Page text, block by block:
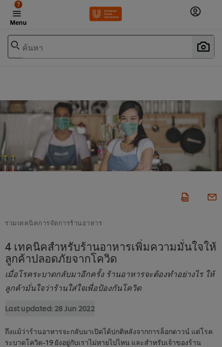
Menu
?
ค้นหา
รวมเทคนิคการจัดการร้านอาหาร
4 เทคนิคสำหรับร้านอาหารเพิ่มความมั่นใจให้
ลูกค้าปลอดภัยจากโควิด
เมื่อโรคระบาดกลับมาอีกครั้ง ร้านอาหารจะต้องทำอย่างไร ให้
ลูกค้ามั่นใจว่าร้านใส่ใจเพื่อป้องกันโควิด
Last updated: 28 Jun 2022
ถึงแม้ว่าร้านอาหารจะกลับมาเปิดได้ปกติหลังจากการล็อกดาวน์ แต่โรค
ระบาดโควิด-19 ยังอยู่กับเราไม่หายไปไหน และสำหรับเจ้าของร้าน